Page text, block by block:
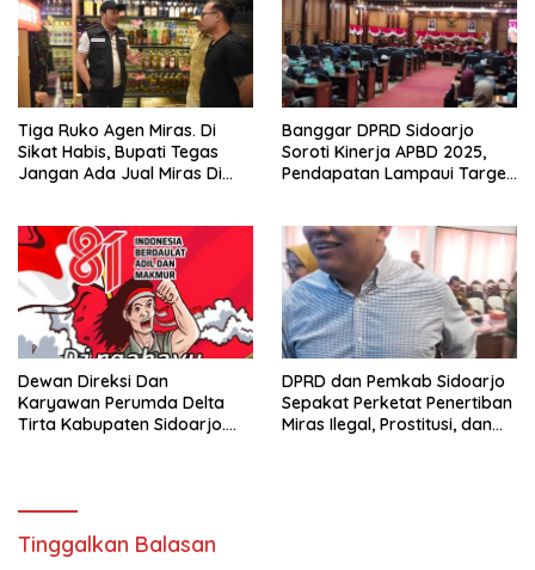
Tiga Ruko Agen Miras. Di
Sikat Habis, Bupati Tegas
Jangan Ada Jual Miras Di
Banggar DPRD Sidoarjo
Soroti Kinerja APBD 2025,
Pendapatan Lampaui Target
Dewan Direksi Dan
Karyawan Perumda Delta
Tirta Kabupaten Sidoarjo.
Agustus Tahun 2026
DPRD dan Pemkab Sidoarjo
Sepakat Perketat Penertiban
Miras Ilegal, Prostitusi, dan
Tinggalkan Balasan